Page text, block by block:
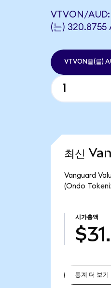
VTVON/AUD:
(는) 320.8755
VTVON을(를)
최신
Vanguard
(Ondo
시가총액
통계 더 보기